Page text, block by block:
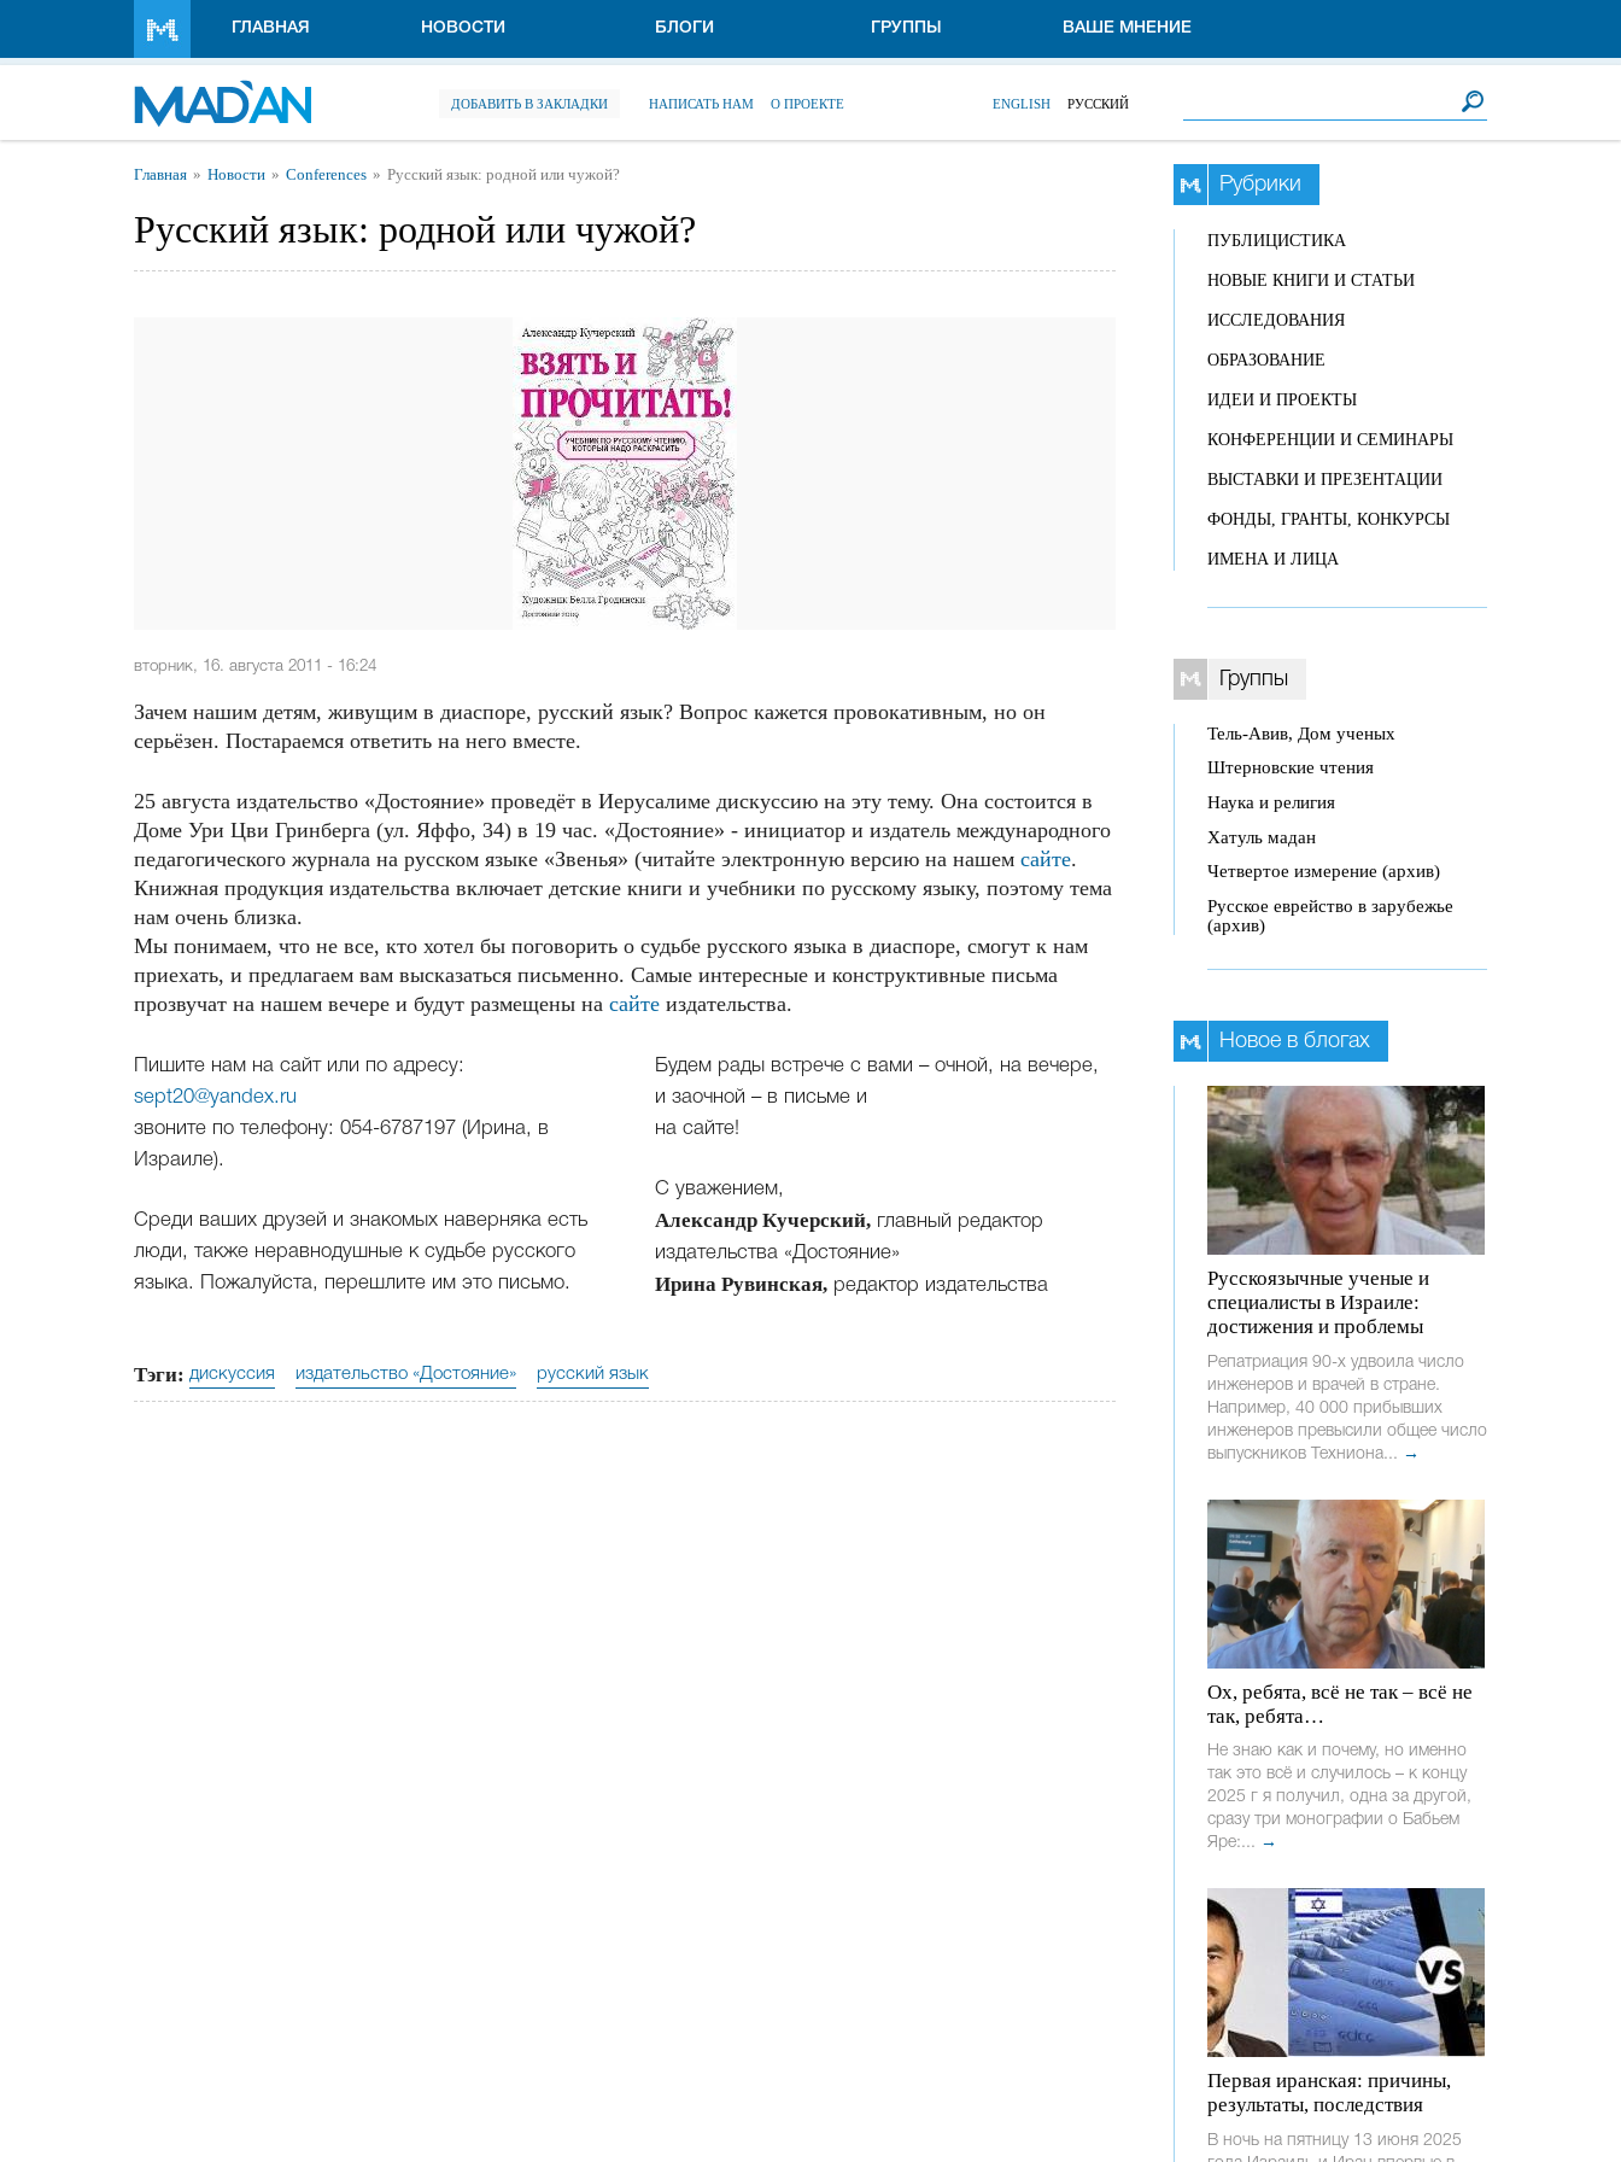
ГЛАВНАЯ НОВОСТИ БЛОГИ ГРУППЫ ВАШЕ МНЕНИЕ
ДОБАВИТЬ В ЗАКЛАДКИ НАПИСАТЬ НАМ О ПРОЕКТЕ ENGLISH РУССКИЙ
Вы здесь
Главная Новости Conferences Русский язык: родной или чужой?
Русский язык: родной или чужой?
вторник, 16. августа 2011 - 16:24
Зачем нашим детям, живущим в диаспоре, русский язык? Вопрос кажется провокативным, но он
серьёзен. Постараемся ответить на него вместе.
25 августа издательство «Достояние» проведёт в Иерусалиме дискуссию на эту тему. Она состоится в
Доме Ури Цви Гринберга (ул. Яффо, 34) в 19 час. «Достояние» - инициатор и издатель международного
педагогического журнала на русском языке «Звенья» (читайте электронную версию на нашем сайте.
Книжная продукция издательства включает детские книги и учебники по русскому языку, поэтому тема
нам очень близка.
Мы понимаем, что не все, кто хотел бы поговорить о судьбе русского языка в диаспоре, смогут к нам
приехать, и предлагаем вам высказаться письменно. Самые интересные и конструктивные письма
прозвучат на нашем вечере и будут размещены на сайте издательства.
Пишите нам на сайт или по адресу:
sept20@yandex.ru
звоните по телефону: 054-6787197 (Ирина, в
Израиле).
Среди ваших друзей и знакомых наверняка есть
люди, также неравнодушные к судьбе русского
языка. Пожалуйста, перешлите им это письмо.
Будем рады встрече с вами – очной, на вечере,
и заочной – в письме и
на сайте!
С уважением,
Александр Кучерский, главный редактор
издательства «Достояние»
Ирина Рувинская, редактор издательства
Тэги: дискуссия издательство «Достояние» русский язык
Рубрики
ПУБЛИЦИСТИКА
НОВЫЕ КНИГИ И СТАТЬИ
ИССЛЕДОВАНИЯ
ОБРАЗОВАНИЕ
ИДЕИ И ПРОЕКТЫ
КОНФЕРЕНЦИИ И СЕМИНАРЫ
ВЫСТАВКИ И ПРЕЗЕНТАЦИИ
ФОНДЫ, ГРАНТЫ, КОНКУРСЫ
ИМЕНА И ЛИЦА
Группы
Тель-Авив, Дом ученых
Штерновские чтения
Наука и религия
Хатуль мадан
Четвертое измерение (архив)
Русское еврейство в зарубежье
(архив)
Новое в блогах
Русскоязычные ученые и
специалисты в Израиле:
достижения и проблемы
Репатриация 90-х удвоила число
инженеров и врачей в стране.
Например, 40 000 прибывших
инженеров превысили общее число
выпускников Техниона... →
Ох, ребята, всё не так – всё не
так, ребята…
Не знаю как и почему, но именно
так это всё и случилось – к концу
2025 г я получил, одна за другой,
сразу три монографии о Бабьем
Яре:... →
Первая иранская: причины,
результаты, последствия
В ночь на пятницу 13 июня 2025